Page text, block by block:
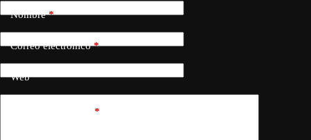
Nombre*
Correo electrónico*
Web
*